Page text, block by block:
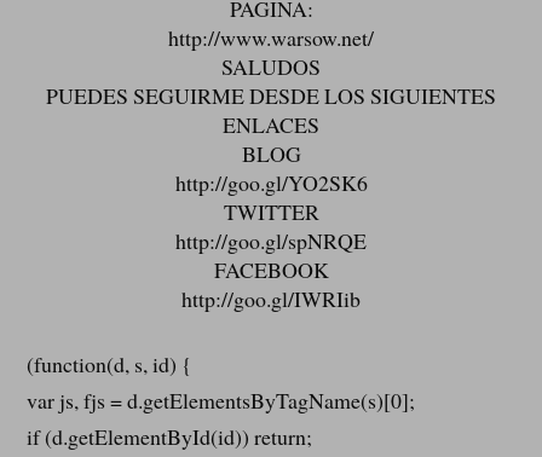
PAGINA:
http://www.warsow.net/
SALUDOS
PUEDES SEGUIRME DESDE LOS SIGUIENTES
ENLACES
BLOG
http://goo.gl/YO2SK6
TWITTER
http://goo.gl/spNRQE
FACEBOOK
http://goo.gl/IWRIib
(function(d, s, id) {
var js, fjs = d.getElementsByTagName(s)[0];
if (d.getElementById(id)) return;